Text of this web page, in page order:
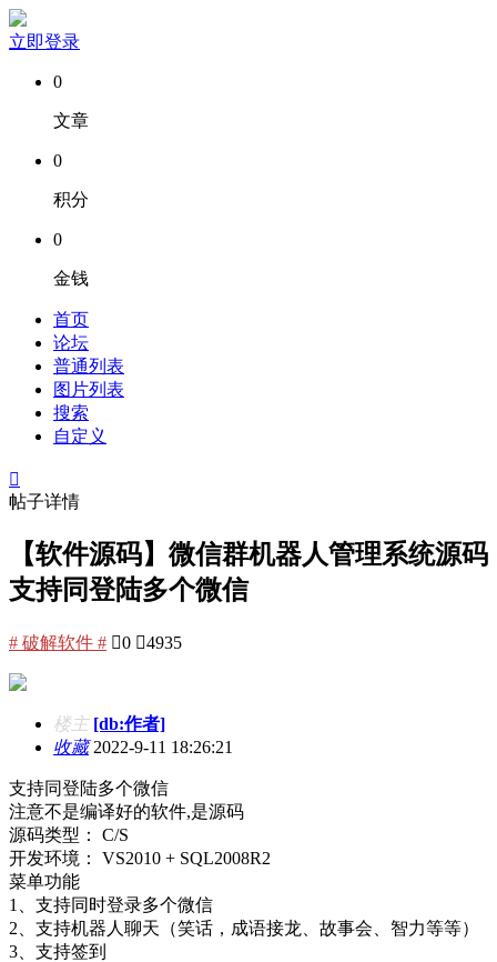
立即登录
0
文章
0
积分
0
金钱
首页
论坛
普通列表
图片列表
搜索
自定义

帖子详情
【软件源码】微信群机器人管理系统源码
支持同登陆多个微信
# 破解软件 # 0 4935
楼主 [db:作者]
收藏2022-9-11 18:26:21
支持同登陆多个微信
注意不是编译好的软件,是源码
源码类型： C/S
开发环境： VS2010 + SQL2008R2
菜单功能
1、支持同时登录多个微信
2、支持机器人聊天（笑话，成语接龙、故事会、智力等等）
3、支持签到